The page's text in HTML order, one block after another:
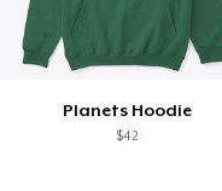
Planets Hoodie
$42